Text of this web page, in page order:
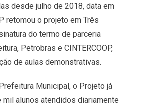
desde julho de 2018, data em
retomou o projeto em Três
do termo de parceria
Petrobras e CINTERCOOP,
de aulas demonstrativas.
Municipal, o Projeto já
mil alunos atendidos diariamente